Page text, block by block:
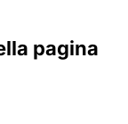
pagina